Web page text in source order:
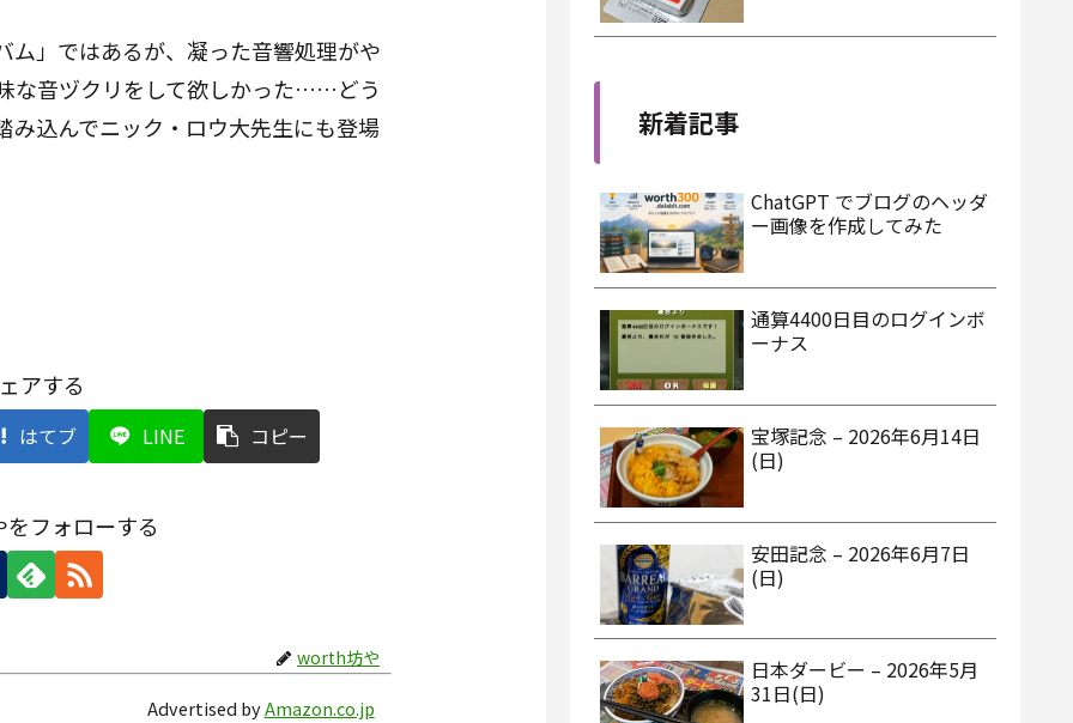
ム」ではあるが、凝った音響処理がや
な音ヅクリをして欲しかった……どう
み込んでニック・ロウ大先生にも登場
アする
はてブ LINE コピー
フォローする
worth坊や
Advertised byAmazon.co.jp
新着記事
ChatGPT でブログのヘッダ
ー画像を作成してみた
通算4400日目のログインボ
ーナス
宝塚記念 – 2026年6月14日
(日)
安田記念 – 2026年6月7日
(日)
日本ダービー – 2026年5月
31日(日)